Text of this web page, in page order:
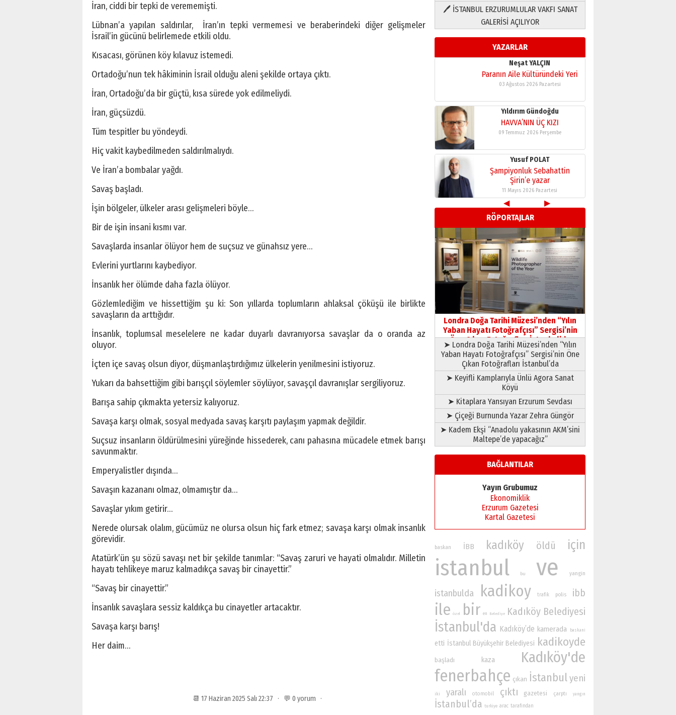
İran, ciddi bir tepki de verememişti.
Lübnan’a yapılan saldırılar, İran’ın tepki vermemesi ve beraberindeki diğer gelişmeler
İsrail’in gücünü belirlemede etkili oldu.
Kısacası, görünen köy kılavuz istemedi.
Ortadoğu’nun tek hâkiminin İsrail olduğu aleni şekilde ortaya çıktı.
İran, Ortadoğu’da bir güçtü, kısa sürede yok edilmeliydi.
İran, güçsüzdü.
Tüm tespitler bu yöndeydi.
Hiç vakit kaybedilmeden saldırılmalıydı.
Ve İran’a bombalar yağdı.
Savaş başladı.
İşin bölgeler, ülkeler arası gelişmeleri böyle…
Bir de işin insani kısmı var.
Savaşlarda insanlar ölüyor hem de suçsuz ve günahsız yere…
Evlerini yurtlarını kaybediyor.
İnsanlık her ölümde daha fazla ölüyor.
Gözlemlediğim ve hissettiğim şu ki: Son yıllarda toplumların ahlaksal çöküşü ile birlikte
savaşların da arttığıdır.
İnsanlık, toplumsal meselelere ne kadar duyarlı davranıyorsa savaşlar da o oranda az
oluyor.
İçten içe savaş olsun diyor, düşmanlaştırdığımız ülkelerin yenilmesini istiyoruz.
Yukarı da bahsettiğim gibi barışçıl söylemler söylüyor, savaşçıl davranışlar sergiliyoruz.
Barışa sahip çıkmakta yetersiz kalıyoruz.
Savaşa karşı olmak, sosyal medyada savaş karşıtı paylaşım yapmak değildir.
Suçsuz insanların öldürülmesini yüreğinde hissederek, canı pahasına mücadele etmek barışı
savunmaktır.
Emperyalistler dışında…
Savaşın kazananı olmaz, olmamıştır da…
Savaşlar yıkım getirir…
Nerede olursak olalım, gücümüz ne olursa olsun hiç fark etmez; savaşa karşı olmak insanlık
görevidir.
Atatürk’ün şu sözü savaşı net bir şekilde tanımlar: “Savaş zaruri ve hayati olmalıdır. Milletin
hayatı tehlikeye maruz kalmadıkça savaş bir cinayettir.”
“Savaş bir cinayettir.”
İnsanlık savaşlara sessiz kaldıkça bu cinayetler artacaktır.
Savaşa karşı barış!
Her daim…
📆 17 Haziran 2025 Salı 22:37 · 💬 0 yorum ·
🖊 İSTANBUL ERZURUMLULAR VAKFI SANAT
GALERİSİ AÇILIYOR
YAZARLAR
Yusuf POLAT
Şampiyonluk Sebahattin
Şirin’e yazar
11 Mayıs 2026 Pazartesi
Neşat YALÇIN
Paranın Aile Kültüründeki Yeri
03 Ağustos 2026 Pazartesi
Yıldırım Gündoğdu
HAVVA’NIN ÜÇ KIZI
09 Temmuz 2026 Perşembe
Yusuf POLAT
Şampiyonluk Sebahattin
Şirin’e yazar
11 Mayıs 2026 Pazartesi
Neşat YALÇIN
Paranın Aile Kültüründeki Yeri
03 Ağustos 2026 Pazartesi
Yıldırım Gündoğdu
HAVVA’NIN ÜÇ KIZI
09 Temmuz 2026 Perşembe
Yusuf POLAT
Şampiyonluk Sebahattin
Şirin’e yazar
11 Mayıs 2026 Pazartesi
◀
▶
RÖPORTAJLAR
Londra Doğa Tarihi Müzesi’nden “Yılın
Yaban Hayatı Fotoğrafçısı” Sergisi’nin
Öne Çıkan Fotoğrafları İstanbul’da
➤ Londra Doğa Tarihi Müzesi’nden “Yılın
Yaban Hayatı Fotoğrafçısı” Sergisi’nin Öne
Çıkan Fotoğrafları İstanbul’da
➤ Keyifli Kamplarıyla Ünlü Agora Sanat
Köyü
➤ Kitaplara Yansıyan Erzurum Sevdası
➤ Çiçeği Burnunda Yazar Zehra Güngör
➤ Kadem Ekşi “Anadolu yakasının AKM’sini
Maltepe’de yapacağız”
BAĞLANTILAR
Yayın Grubumuz
Ekonomiklik
Erzurum Gazetesi
Kartal Gazetesi
baskan İBB kadıköy öldü için
istanbul bu ve yangin
istanbulda kadikoy trafik polis ibb
ile özel bir en Belediye Kadıköy Belediyesi
İstanbul'da Kadıköy’de kamerada baskani
etti İstanbul Büyükşehir Belediyesi kadikoyde
başladı kaza Kadıköy'de
fenerbahçe çıkan İstanbulyeni
iki yaralı otomobil çıktı gazetesi çarptı yangın
İstanbul’da turkiye arac tarafından